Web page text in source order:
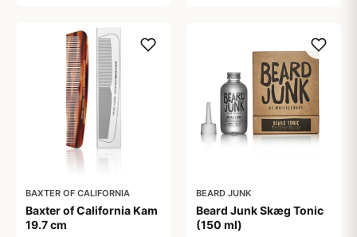
BAXTER OF CALIFORNIA
Baxter of California Kam
19.7 cm
BEARD JUNK
Beard Junk Skæg Tonic
(150 ml)